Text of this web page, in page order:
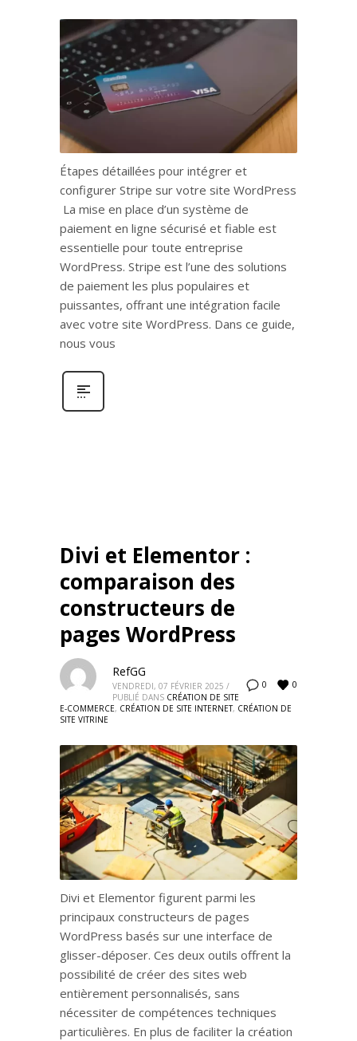
Étapes détaillées pour intégrer et
configurer Stripe sur votre site WordPress
La mise en place d’un système de
paiement en ligne sécurisé et fiable est
essentielle pour toute entreprise
WordPress. Stripe est l’une des solutions
de paiement les plus populaires et
puissantes, offrant une intégration facile
avec votre site WordPress. Dans ce guide,
nous vous
Divi et Elementor :
comparaison des
constructeurs de
pages WordPress
0 0
RefGG
VENDREDI, 07 FÉVRIER 2025 /
PUBLIÉ DANS CRÉATION DE SITE
E-COMMERCE, CRÉATION DE SITE INTERNET, CRÉATION DE
SITE VITRINE
Divi et Elementor figurent parmi les
principaux constructeurs de pages
WordPress basés sur une interface de
glisser-déposer. Ces deux outils offrent la
possibilité de créer des sites web
entièrement personnalisés, sans
nécessiter de compétences techniques
particulières. En plus de faciliter la création